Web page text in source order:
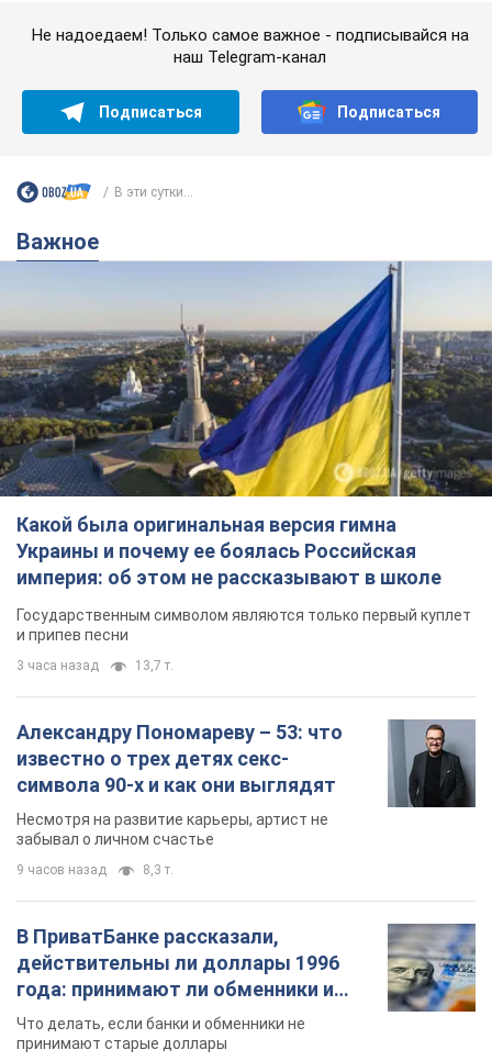
Важное
Какой была оригинальная версия гимна
Украины и почему ее боялась Российская
империя: об этом не рассказывают в школе
Государственным символом являются только первый куплет
и припев песни
3 часа назад 13,7 т.
Александру Пономареву – 53: что
известно о трех детях секс-
символа 90-х и как они выглядят
забывал о личном счастье
действительны ли доллары 1996
года: принимают ли обменники и
банки такие купюры
принимают старые доллары